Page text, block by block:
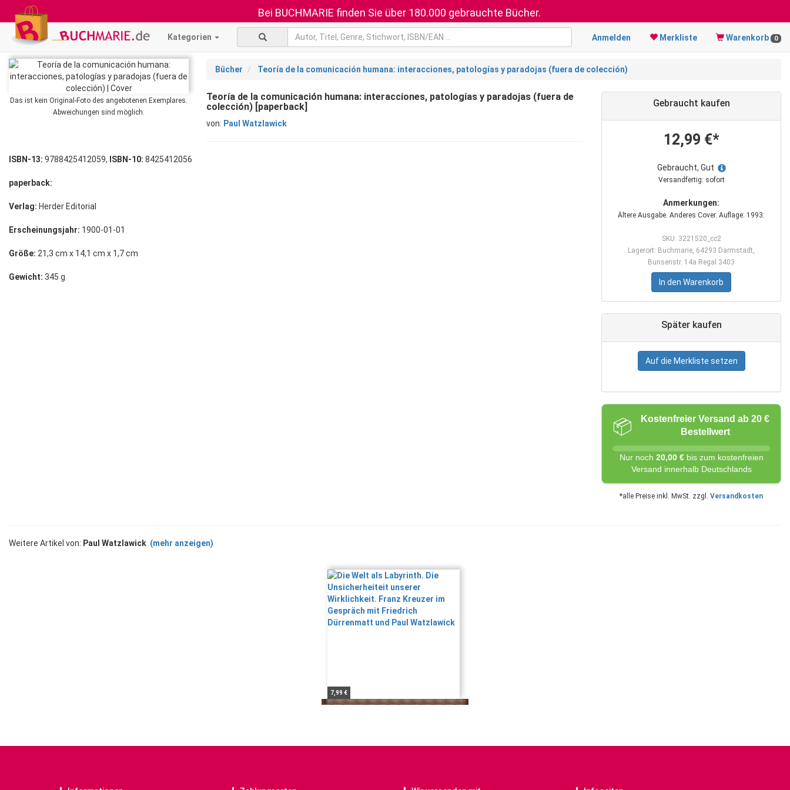
Bei BUCHMARIE finden Sie über 180.000 gebrauchte Bücher.
Kategorien Anmelden Merkliste Warenkorb 0
Das ist kein Original-Foto des angebotenen Exemplares.
Abweichungen sind möglich.
Bücher Teoría de la comunicación humana: interacciones, patologías y paradojas (fuera de colección)
Teoría de la comunicación humana: interacciones, patologías y paradojas (fuera de
colección) [paperback]
von: Paul Watzlawick
Gebraucht kaufen
12,99 €*
Gebraucht, Gut
Versandfertig: sofort
Anmerkungen:
Ältere Ausgabe. Anderes Cover. Auflage: 1993.
SKU: 3221520_cc2
Lagerort: Buchmarie, 64293 Darmstadt,
Bunsenstr. 14a Regal 3403
In den Warenkorb
Später kaufen
Auf die Merkliste setzen
📦
Kostenfreier Versand ab 20 €
Bestellwert
Nur noch 20,00 €bis zum kostenfreien
Versand innerhalb Deutschlands
*alle Preise inkl. MwSt. zzgl. Versandkosten
ISBN-13: 9788425412059, ISBN-10: 8425412056
paperback:
Verlag: Herder Editorial
Erscheinungsjahr: 1900-01-01
Größe: 21,3 cm x 14,1 cm x 1,7 cm
Gewicht: 345 g
Weitere Artikel von: Paul Watzlawick (mehr anzeigen)
7,99 €